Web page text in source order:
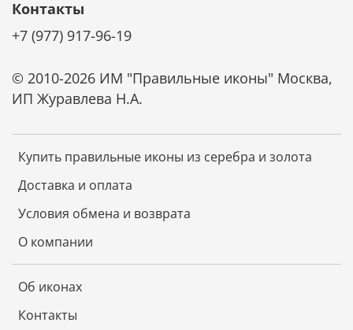
Купить правильные иконы из серебра и золота
Доставка и оплата
Условия обмена и возврата
О компании
Об иконах
Контакты
Контакты
+7 (977) 917-96-19
© 2010-2026 ИМ "Правильные иконы" Москва,
ИП Журавлева Н.А.